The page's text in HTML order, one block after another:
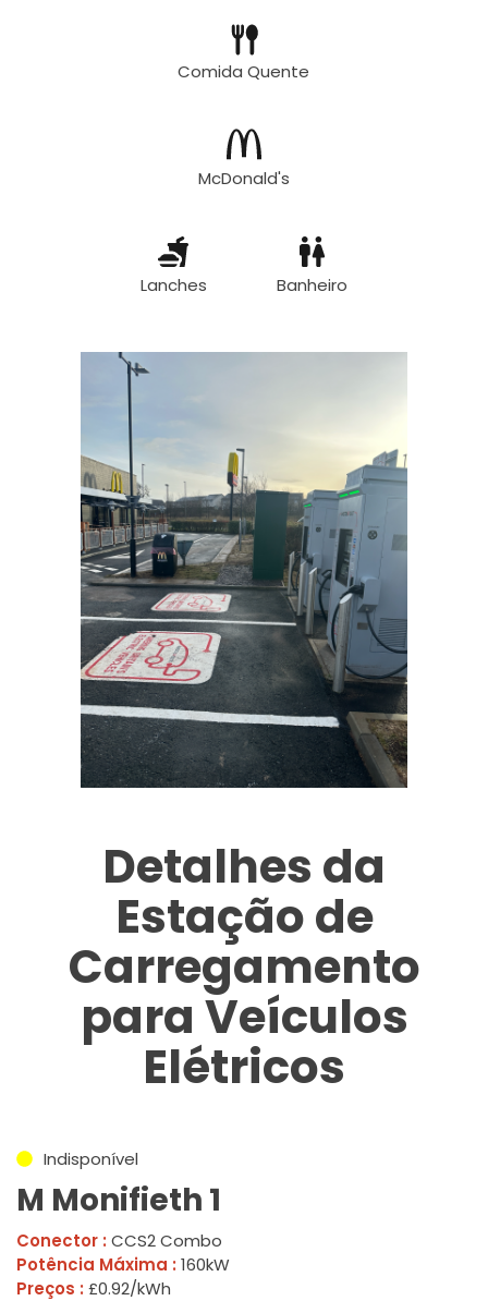
Comida Quente
McDonald's
Lanches Banheiro
Detalhes da
Estação de
Carregamento
para Veículos
Elétricos
Indisponível
M Monifieth 1
Conector : CCS2 Combo
Potência Máxima : 160kW
Preços : £0.92/kWh